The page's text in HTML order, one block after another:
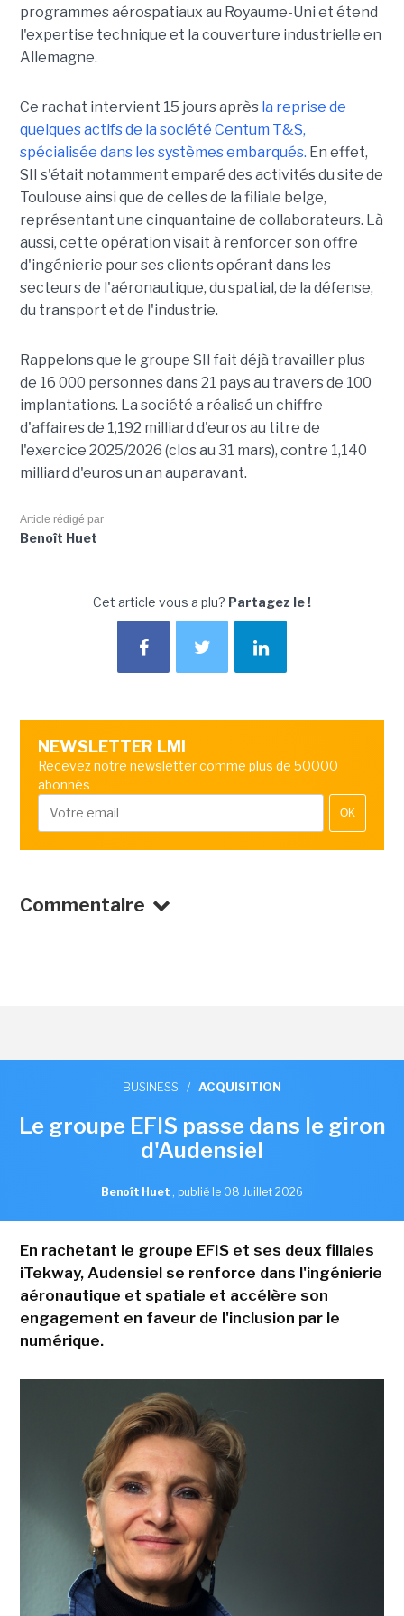
programmes aérospatiaux au Royaume-Uni et étend
l'expertise technique et la couverture industrielle en
Allemagne.
Ce rachat intervient 15 jours après la reprise de
quelques actifs de la société Centum T&S,
spécialisée dans les systèmes embarqués. En effet,
SII s'était notamment emparé des activités du site de
Toulouse ainsi que de celles de la filiale belge,
représentant une cinquantaine de collaborateurs. Là
aussi, cette opération visait à renforcer son offre
d'ingénierie pour ses clients opérant dans les
secteurs de l'aéronautique, du spatial, de la défense,
du transport et de l'industrie.
Rappelons que le groupe SII fait déjà travailler plus
de 16 000 personnes dans 21 pays au travers de 100
implantations. La société a réalisé un chiffre
d'affaires de 1,192 milliard d'euros au titre de
l'exercice 2025/2026 (clos au 31 mars), contre 1,140
milliard d'euros un an auparavant.
Article rédigé par
Benoît Huet
Cet article vous a plu? Partagez le !
NEWSLETTER LMI
Recevez notre newsletter comme plus de 50000
abonnés
OK
Commentaire
BUSINESS / ACQUISITION
Le groupe EFIS passe dans le giron
d'Audensiel
Benoît Huet , publié le 08 Juillet 2026
En rachetant le groupe EFIS et ses deux filiales
iTekway, Audensiel se renforce dans l'ingénierie
aéronautique et spatiale et accélère son
engagement en faveur de l'inclusion par le
numérique.